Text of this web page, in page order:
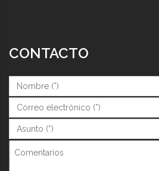
CONTACTO
Nombre (*)*
Correo (*)*
Asunto (*)*
Comentarios